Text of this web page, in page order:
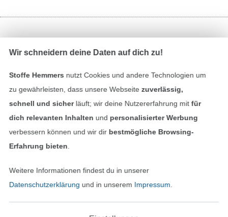
Unsere Versandpartner
Wir schneidern deine Daten auf dich zu!
Stoffe Hemmers nutzt Cookies und andere Technologien um
zu gewährleisten, dass unsere Webseite zuverlässig,
schnell und sicherläuft; wir deine Nutzererfahrung mitfür
dich relevanten Inhalten und personalisierter Werbung
verbessern können und wir dir bestmögliche Browsing-
Erfahrung bieten
Weitere Informationen findest du in unserer
Datenschutzerklärung und in unserem Impressum